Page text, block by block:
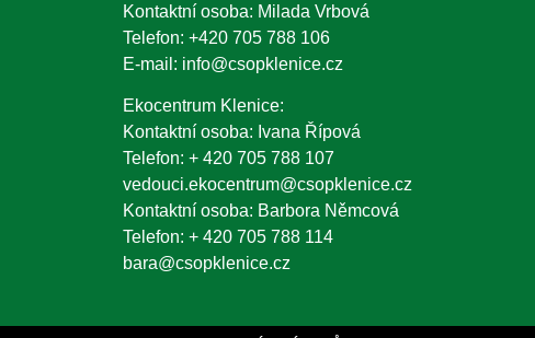
Kontaktní osoba: Milada Vrbová
Telefon: +420 705 788 106
E-mail: info@csopklenice.cz
Ekocentrum Klenice:
Kontaktní osoba: Ivana Řípová
Telefon: + 420 705 788 107
vedouci.ekocentrum@csopklenice.cz
Kontaktní osoba: Barbora Němcová
Telefon: + 420 705 788 114
bara@csopklenice.cz